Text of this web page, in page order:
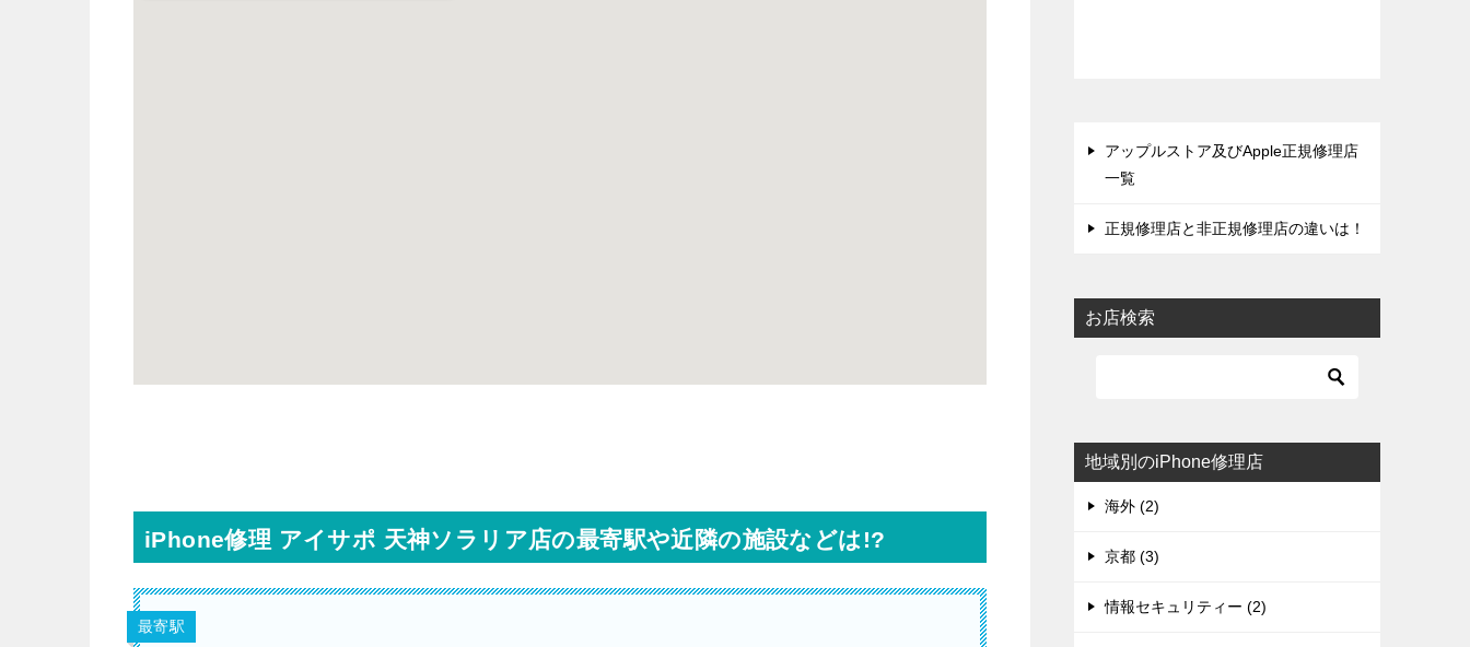
iPhone修理 アイサポ 天神ソラリア店の最寄駅や近隣の施設などは!?
最寄駅
アップルストア及びApple正規修理店
一覧
正規修理店と非正規修理店の違いは！
お店検索
地域別のiPhone修理店
海外 (2)
京都 (3)
情報セキュリティー (2)